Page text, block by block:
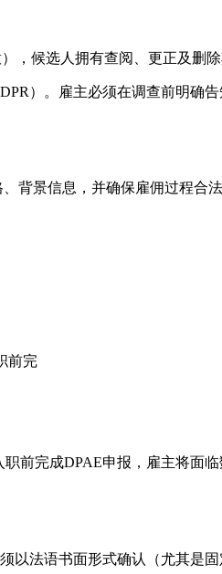
，候选人拥有查阅、更正及删除
）。雇主必须在调查前明确
背景信息，并确保雇佣过程合
前完
前完成DPAE申报，雇主将面
法语书面形式确认（尤其是